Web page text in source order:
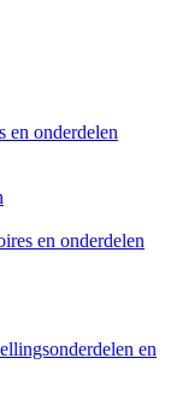
en onderdelen
en onderdelen
en